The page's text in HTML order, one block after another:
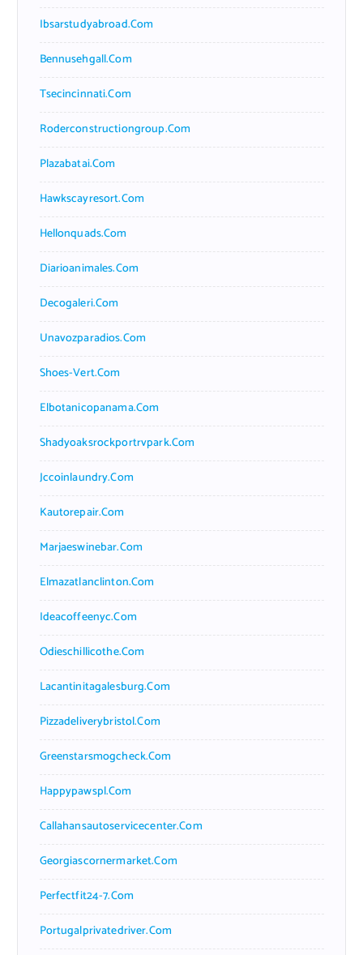
Ibsarstudyabroad.com
Bennusehgall.com
Tsecincinnati.com
Roderconstructiongroup.com
Plazabatai.com
Hawkscayresort.com
Hellonquads.com
Diarioanimales.com
Decogaleri.com
Unavozparadios.com
Shoes-Vert.com
Elbotanicopanama.com
Shadyoaksrockportrvpark.com
Jccoinlaundry.com
Kautorepair.com
Marjaeswinebar.com
Elmazatlanclinton.com
Ideacoffeenyc.com
Odieschillicothe.com
Lacantinitagalesburg.com
Pizzadeliverybristol.com
Greenstarsmogcheck.com
Happypawspl.com
Callahansautoservicecenter.com
Georgiascornermarket.com
Perfectfit24-7.com
Portugalprivatedriver.com